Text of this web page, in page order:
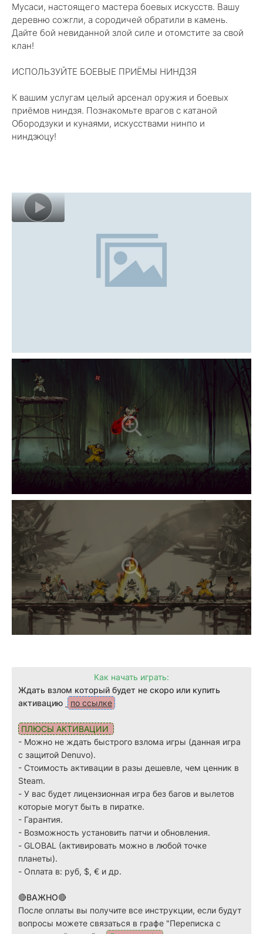
Мусаси, настоящего мастера боевых искусств. Вашу
деревню сожгли, а сородичей обратили в камень.
Дайте бой невиданной злой силе и отомстите за свой
клан!
ИСПОЛЬЗУЙТЕ БОЕВЫЕ ПРИЁМЫ НИНДЗЯ
К вашим услугам целый арсенал оружия и боевых
приёмов ниндзя. Познакомьте врагов с катаной
Обородзуки и кунаями, искусствами нинпо и
ниндзюцу!
Как начать играть:
Ждать взлом который будет не скоро или купить
активацию
по ссылке
ПЛЮСЫ АКТИВАЦИИ
- Можно не ждать быстрого взлома игры (данная игра
с защитой Denuvo).
- Стоимость активации в разы дешевле, чем ценник в
Steam.
- У вас будет лицензионная игра без багов и вылетов
которые могут быть в пиратке.
- Гарантия.
- Возможность установить патчи и обновления.
- GLOBAL (активировать можно в любой точке
планеты).
- Оплата в: руб, $, € и др.
🔴ВАЖНО🔴
После оплаты вы получите все инструкции, если будут
вопросы можете связаться в графе "Переписка с